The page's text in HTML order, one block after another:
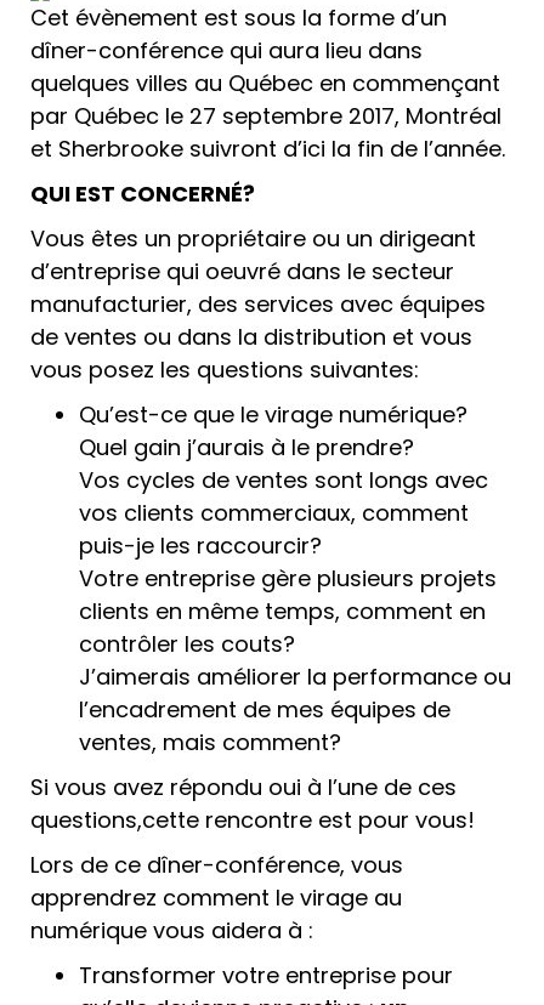
Cet évènement est sous la forme d’un
dîner-conférence qui aura lieu dans
quelques villes au Québec en commençant
par Québec le 27 septembre 2017, Montréal
et Sherbrooke suivront d’ici la fin de l’année.
QUI EST CONCERNÉ?
Vous êtes un propriétaire ou un dirigeant
d’entreprise qui oeuvré dans le secteur
manufacturier, des services avec équipes
de ventes ou dans la distribution et vous
vous posez les questions suivantes:
Qu’est-ce que le virage numérique?
Quel gain j’aurais à le prendre?
Vos cycles de ventes sont longs avec
vos clients commerciaux, comment
puis-je les raccourcir?
Votre entreprise gère plusieurs projets
clients en même temps, comment en
contrôler les couts?
J’aimerais améliorer la performance ou
l’encadrement de mes équipes de
ventes, mais comment?
Si vous avez répondu oui à l’une de ces
questions,cette rencontre est pour vous!
Lors de ce dîner-conférence, vous
apprendrez comment le virage au
numérique vous aidera à :
Transformer votre entreprise pour